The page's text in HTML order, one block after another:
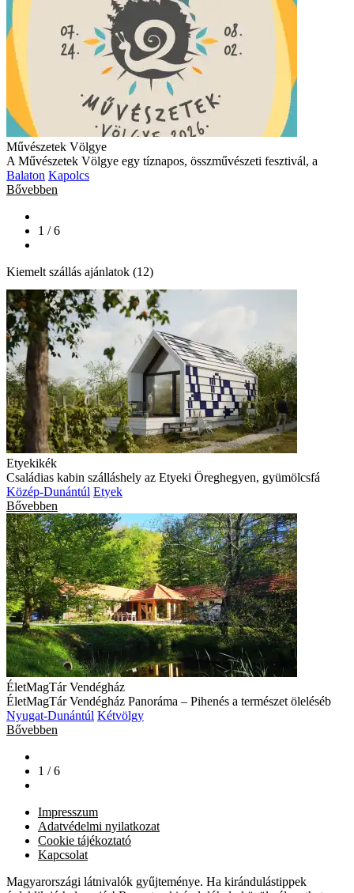
Művészetek Völgye
A Művészetek Völgye egy tíznapos, összművészeti fesztivál, a
Balaton Kapolcs
Bővebben
1 / 6
Kiemelt szállás ajánlatok (12)
Etyekikék
Családias kabin szálláshely az Etyeki Öreghegyen, gyümölcsfá
Közép-Dunántúl Etyek
Bővebben
ÉletMagTár Vendégház
ÉletMagTár Vendégház Panoráma – Pihenés a természet öleléséb
Nyugat-Dunántúl Kétvölgy
Bővebben
1 / 6
Impresszum
Adatvédelmi nyilatkozat
Cookie tájékoztató
Kapcsolat
Magyarországi látnivalók gyűjteménye. Ha kirándulástippek